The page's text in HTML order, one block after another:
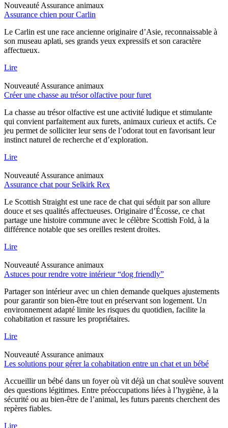
Nouveauté Assurance animaux
Assurance chien pour Carlin
Le Carlin est une race ancienne originaire d’Asie, reconnaissable à
son museau aplati, ses grands yeux expressifs et son caractère
affectueux.
Lire
Nouveauté Assurance animaux
Créer une chasse au trésor olfactive pour furet
La chasse au trésor olfactive est une activité ludique et stimulante
qui convient parfaitement aux furets, animaux curieux et actifs. Ce
jeu permet de solliciter leur sens de l’odorat tout en favorisant leur
instinct naturel de recherche et d’exploration.
Lire
Nouveauté Assurance animaux
Assurance chat pour Selkirk Rex
Le Scottish Straight est une race de chat qui séduit par son allure
douce et ses qualités affectueuses. Originaire d’Écosse, ce chat
partage une histoire commune avec le célèbre Scottish Fold, à la
différence notable que ses oreilles restent droites.
Lire
Nouveauté Assurance animaux
Astuces pour rendre votre intérieur “dog friendly”
Partager son intérieur avec un chien demande quelques ajustements
pour garantir son bien-être tout en préservant son logement. Un
environnement adapté limite les risques du quotidien, facilite la
cohabitation et rassure les propriétaires.
Lire
Nouveauté Assurance animaux
Les solutions pour gérer la cohabitation entre un chat et un bébé
Accueillir un bébé dans un foyer où vit déjà un chat soulève souvent
des questions légitimes. Entre préoccupations liées à l’hygiène, à la
sécurité ou au bien-être de l’animal, les futurs parents cherchent des
repères fiables.
Lire